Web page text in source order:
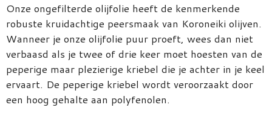
Onze ongefilterde olijfolie heeft de kenmerkende
robuste kruidachtige peersmaak van Koroneiki olijven.
Wanneer je onze olijfolie puur proeft, wees dan niet
verbaasd als je twee of drie keer moet hoesten van de
peperige maar plezierige kriebel die je achter in je keel
ervaart. De peperige kriebel wordt veroorzaakt door
een hoog gehalte aan polyfenolen.